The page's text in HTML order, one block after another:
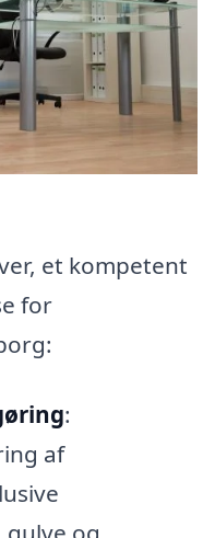
et kompetent
for
:
af